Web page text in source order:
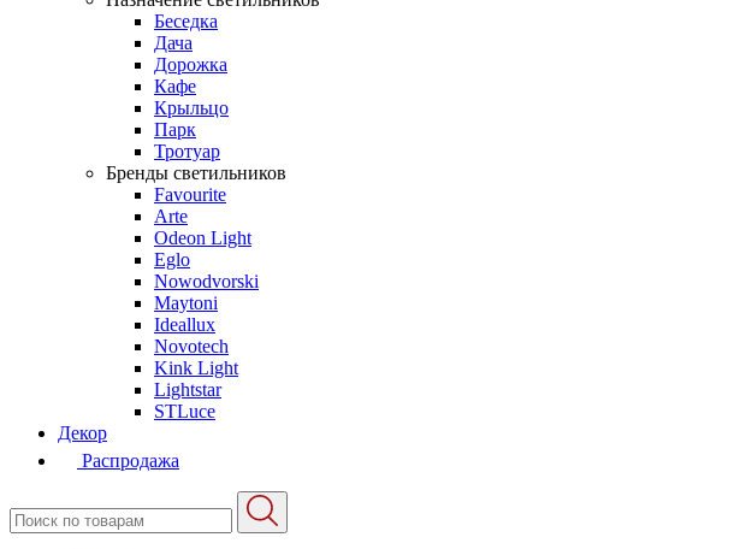
Беседка
Дача
Дорожка
Кафе
Крыльцо
Парк
Тротуар
Бренды светильников
Favourite
Arte
Odeon Light
Eglo
Nowodvorski
Maytoni
Ideallux
Novotech
Kink Light
Lightstar
STLuce
Декор
Распродажа